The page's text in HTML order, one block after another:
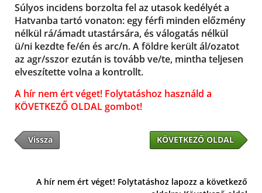
Súlyos incidens borzolta fel az utasok kedélyét a
Hatvanba tartó vonaton: egy férfi minden előzmény
nélkül rá/ámadt utastársára, és válogatás nélkül
ü/ni kezdte fe/én és arc/n. A földre került ál/ozatot
az agr/sszor ezután is tovább ve/te, mintha teljesen
elveszítette volna a kontrollt.
A hír nem ért véget! Folytatáshoz használd a
KÖVETKEZŐ OLDAL gombot!
Vissza KÖVETKEZŐ OLDAL
A hír nem ért véget! Folytatáshoz lapozz a következő